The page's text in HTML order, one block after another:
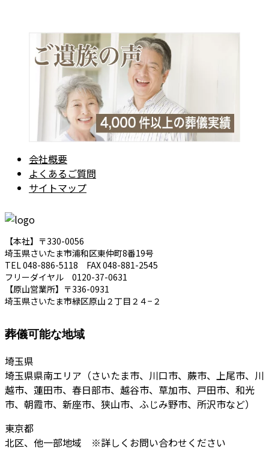
会社概要
よくあるご質問
サイトマップ
【本社】〒330-0056
埼玉県さいたま市浦和区東仲町8番19号
TEL 048-886-5118 FAX 048-881-2545
フリーダイヤル 0120-37-0631
【原山営業所】〒336-0931
埼玉県さいたま市緑区原山２丁目２４−２
葬儀可能な地域
埼玉県
埼玉県県南エリア（さいたま市、川口市、蕨市、上尾市、川
越市、蓮田市、春日部市、越谷市、草加市、戸田市、和光
市、朝霞市、新座市、狭山市、ふじみ野市、所沢市など）
東京都
北区、他一部地域 ※詳しくお問い合わせください